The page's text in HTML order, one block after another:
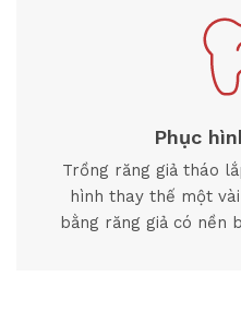
Phục
Trồng răng giả tháo
hình thay thế một
bằng răng giả có nền